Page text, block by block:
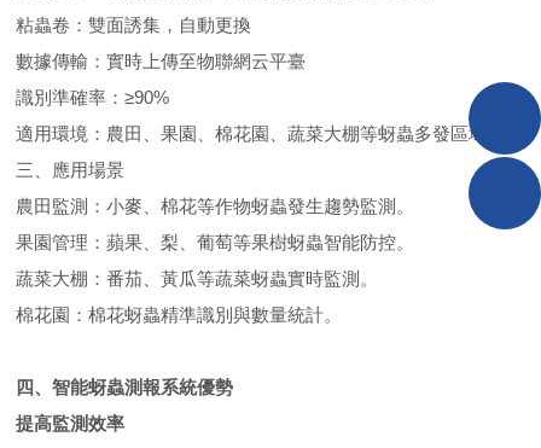
粘蟲卷：雙面誘集，自動更換
數據傳輸：實時上傳至物聯網云平臺
識別準確率：≥90%
適用環境：農田、果園、棉花園、蔬菜大棚等蚜蟲多發區域
三、應用場景
農田監測：小麥、棉花等作物蚜蟲發生趨勢監測。
果園管理：蘋果、梨、葡萄等果樹蚜蟲智能防控。
蔬菜大棚：番茄、黃瓜等蔬菜蚜蟲實時監測。
棉花園：棉花蚜蟲精準識別與數量統計。
四、智能蚜蟲測報系統優勢
提高監測效率